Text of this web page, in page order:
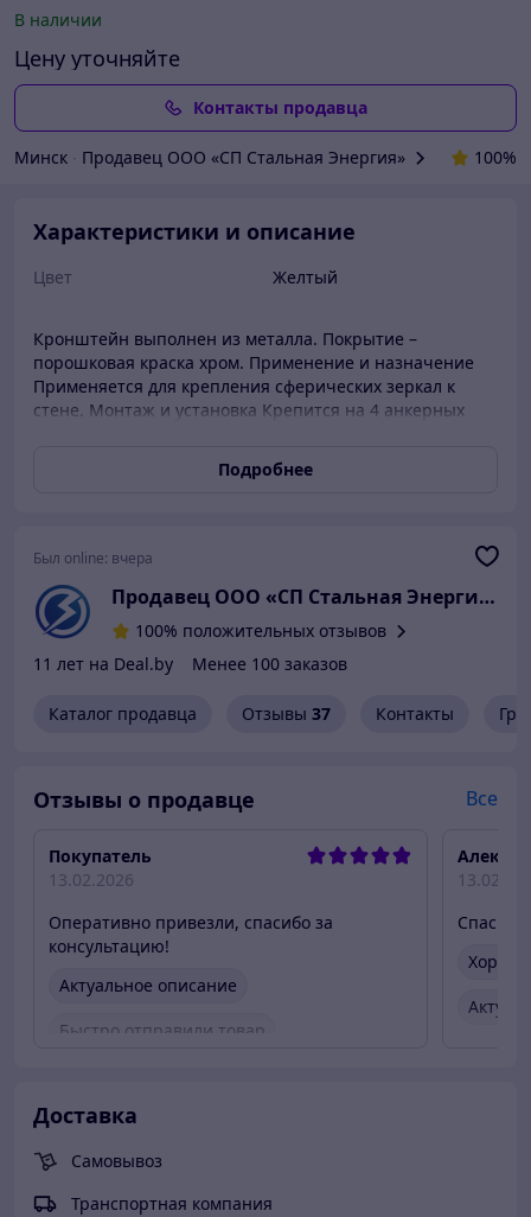
В наличии
Цену уточняйте
Контакты продавца
Минск Продавец ООО «СП Стальная Энергия» 100%
Характеристики и описание
Цвет Желтый
Кронштейн выполнен из металла. Покрытие –
порошковая краска хром. Применение и назначение
Применяется для крепления сферических зеркал к
стене. Монтаж и установка Крепится на 4 анкерных
L=210 мм Торец – 20х20 мм, L=135 мм Пластина – 3 мм
Крепление – 4 анкерных болта 10*100 мм
Подробнее
Был online: вчера
Продавец ООО «СП Стальная Энергия»
100% положительных отзывов
11 лет на Deal.by
Менее 100 заказов
Каталог продавца Отзывы 37 Контакты
Отзывы о продавце Все
Покупатель
13.02.2026
Оперативно привезли, спасибо за
консультацию!
Актуальное описание
Быстро отправили товар
Алексей
Спасибо!
Доставка
Самовывоз
Транспортная компания